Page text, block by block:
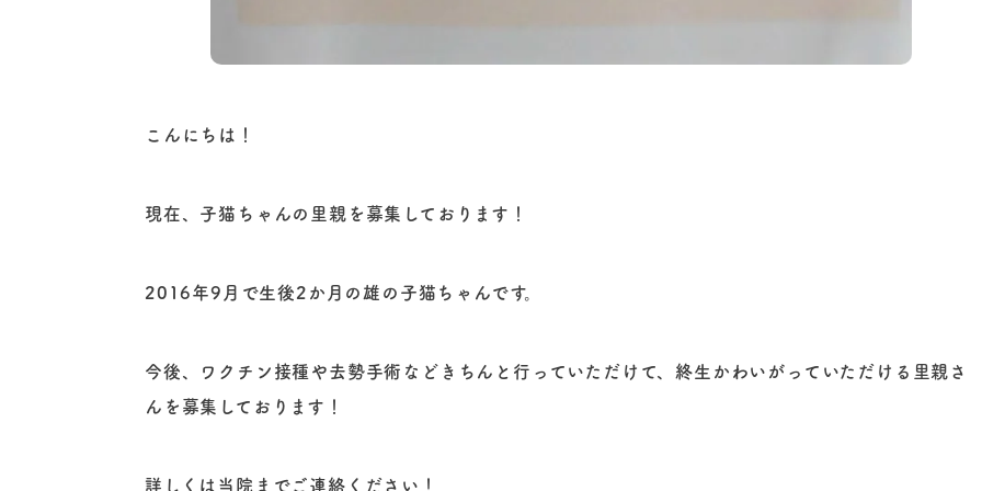
こんにちは！
現在、子猫ちゃんの里親を募集しております！
2016年9月で生後2か月の雄の子猫ちゃんです。
今後、ワクチン接種や去勢手術などきちんと行っていただけて、終生かわいがっていただける里親さ
んを募集しております！
詳しくは当院までご連絡ください！